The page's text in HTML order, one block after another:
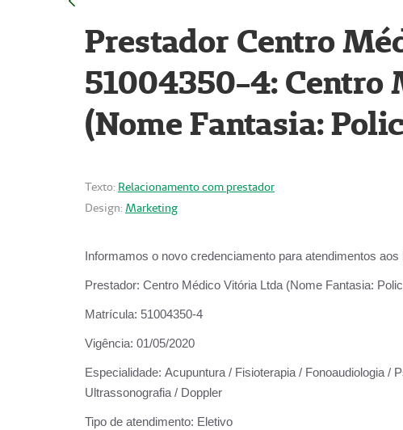
Prestador Centro
51004350-4: Centro
(Nome Fantasia:
Texto: Relacionamento com prestador
Design: Marketing
Informamos o novo credenciamento para atendimentos aos
Prestador: Centro Médico Vitória Ltda (Nome Fantasia:
Matrícula: 51004350-4
Vigência: 01/05/2020
Especialidade: Acupuntura / Fisioterapia / Fonoaudiologia /
Ultrassonografia / Doppler
Tipo de atendimento: Eletivo